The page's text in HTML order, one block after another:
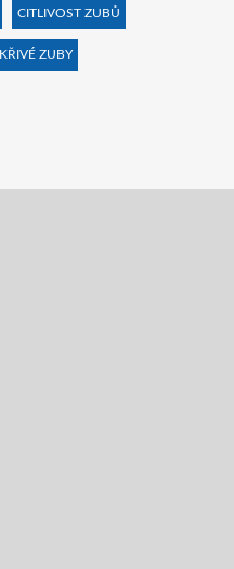
CITLIVOST ZUBŮ
KŘIVÉ ZUBY